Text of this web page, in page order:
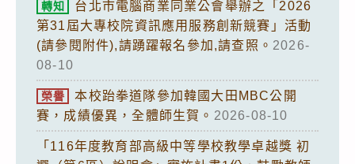
轉知
台北市電腦商業同業公會舉辦之「2026
第31屆大專校院資訊應用服務創新競賽」活動
(請參閱附件),請踴躍報名參加,請查照。 2026-
08-10
榮譽
本校跆拳道隊參加韓國大田MBC公開
賽，成績優異，全體師生賀。 2026-08-10
「116年度教育部高級中等學校教學卓越獎 初